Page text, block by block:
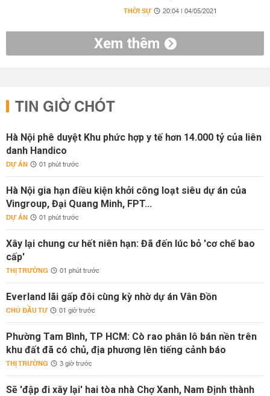
THỜI SỰ 20:04 | 04/05/2021
Xem thêm
TIN GIỜ CHÓT
Hà Nội phê duyệt Khu phức hợp y tế hơn 14.000 tỷ của liên
danh Handico
DỰ ÁN 01 phút trước
Hà Nội gia hạn điều kiện khởi công loạt siêu dự án của
Vingroup, Đại Quang Minh, FPT...
DỰ ÁN 01 phút trước
Xây lại chung cư hết niên hạn: Đã đến lúc bỏ 'cơ chế bao
cấp'
THỊ TRƯỜNG 01 phút trước
Everland lãi gấp đôi cùng kỳ nhờ dự án Vân Đồn
CHỦ ĐẦU TƯ 01 giờ trước
Phường Tam Bình, TP HCM: Cò rao phân lô bán nền trên
khu đất đã có chủ, địa phương lên tiếng cảnh báo
THỊ TRƯỜNG 3 giờ trước
Sẽ 'đập đi xây lại' hai tòa nhà Chợ Xanh, Nam Định thành